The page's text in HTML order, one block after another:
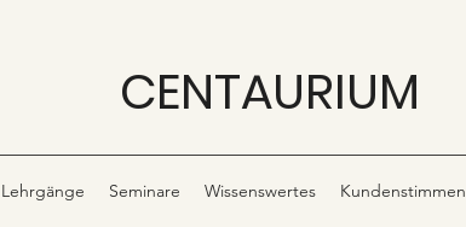
CENTAURIUM
Lehrgänge Seminare Wissenswertes Kundenstimmen